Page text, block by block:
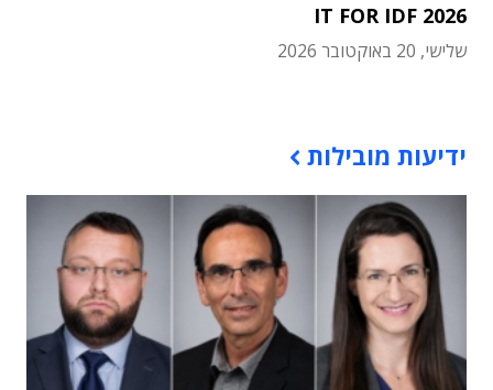
IT FOR IDF 2026
שלישי, 20 באוקטובר 2026
ידיעות מובילות